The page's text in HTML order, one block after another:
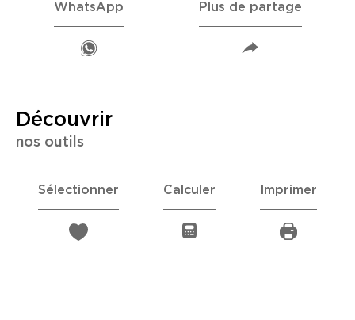
WhatsApp Plus de partage
découvrir
nos outils
Sélectionner Calculer Imprimer